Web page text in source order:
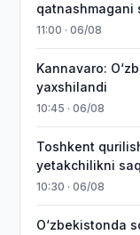
qatnashmagani
11:00 · 06/08
Kannavaro:
yaxshilandi
10:45 · 06/08
Toshkent
yetakchilikni
10:30 · 06/08
O‘zbekistonda